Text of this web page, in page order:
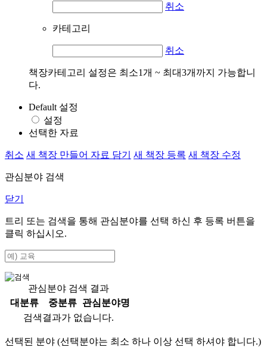
취소
카테고리
취소
책장카테고리 설정은 최소1개 ~ 최대3개까지 가능합니
다.
Default 설정
설정
선택한 자료
취소 새 책장 만들어 자료 담기 새 책장 등록 새 책장 수정
관심분야 검색
닫기
트리 또는 검색을 통해 관심분야를 선택 하신 후 등록 버튼을
클릭 하십시오.
관심분야 검색 결과
대분류
중분류
관심분야명
검색결과가 없습니다.
선택된 분야 (선택분야는 최소 하나 이상 선택 하셔야 합니다.)